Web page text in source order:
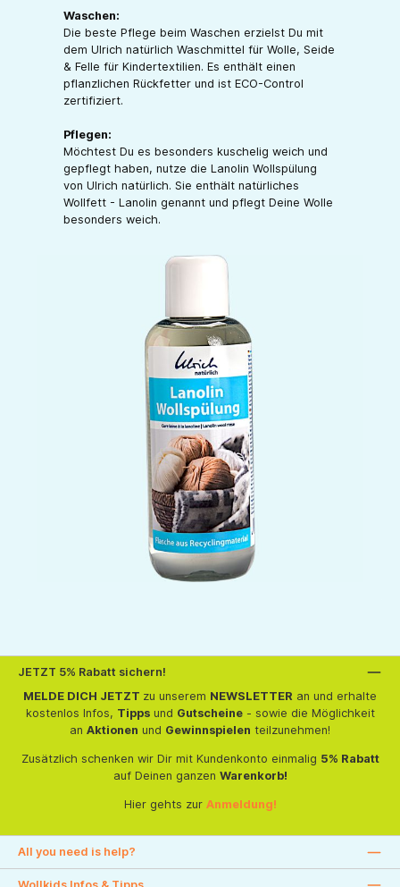
Waschen:
Die beste Pflege beim Waschen erzielst Du mit
dem Ulrich natürlich Waschmittel für Wolle, Seide
& Felle für Kindertextilien. Es enthält einen
pflanzlichen Rückfetter und ist ECO-Control
zertifiziert.
Pflegen:
Möchtest Du es besonders kuschelig weich und
gepflegt haben, nutze die Lanolin Wollspülung
von Ulrich natürlich. Sie enthält natürliches
Wollfett - Lanolin genannt und pflegt Deine Wolle
besonders weich.
JETZT 5% Rabatt sichern!
MELDE DICH JETZT zu unserem NEWSLETTER an und erhalte
kostenlos Infos, Tippsund Gutscheine- sowie die Möglichkeit
an Aktionen und Gewinnspielen teilzunehmen!
Zusätzlich schenken wir Dir mit Kundenkonto einmalig 5% Rabatt
auf Deinen ganzen Warenkorb!
Hier gehts zur Anmeldung!
All you need is help?